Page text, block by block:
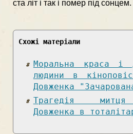
ста літ і так і помер під сонцем.
Схожі матеріали
Моральна краса і
людини в
Довженка
Трагедія митця
Довженка в